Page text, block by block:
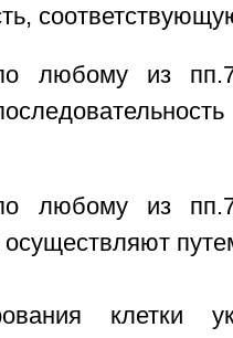
любому из
любому из
осуществляют
клетки